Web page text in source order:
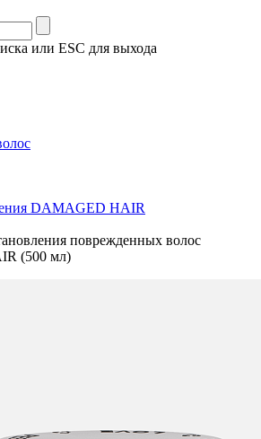
или ESC для выхода
DAMAGED HAIR
поврежденных волос
(500 мл)